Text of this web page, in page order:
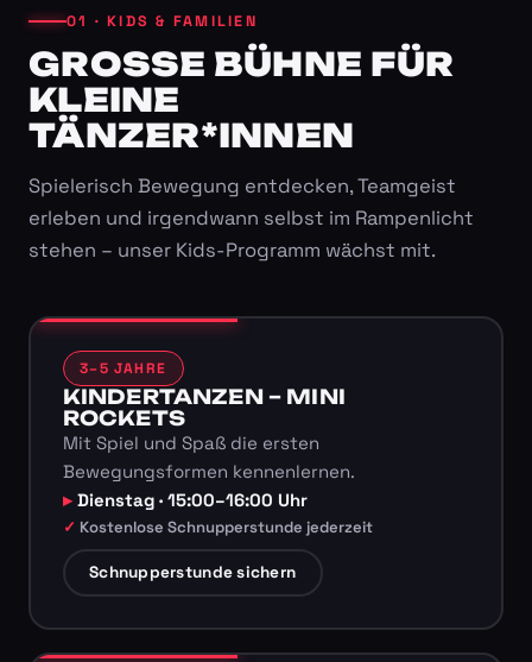
01 · KIDS & FAMILIEN
GROSSE BÜHNE FÜR K
LEINE T
ÄNZER*INNEN
Spielerisch Bewegung entdecken, Teamgeist
erleben und irgendwann selbst im Rampenlicht
stehen – unser Kids-Programm wächst mit.
3–5 JAHRE
KINDERTANZEN – MINI
ROCKETS
Mit Spiel und Spaß die ersten
Bewegungsformen kennenlernen.
Dienstag · 15:00–16:00 Uhr
Kostenlose Schnupperstunde jederzeit
Schnupperstunde sichern